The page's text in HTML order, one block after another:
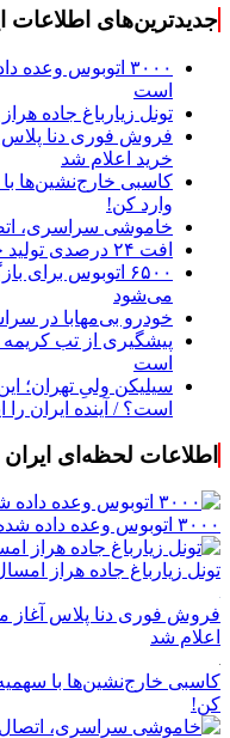
جدیدترین‌های اطلاعات
۳۰۰۰ اتوبوس
است
تونل زیارباغ جاده
فروش فوری دنا پلاس
خرید اعلام شد
وارد کن!
خاموشی سراسری،
افت ۲۴ درصدی تولید خودرو در کشور
۶۵۰۰ اتوبوس
می‌شود
خودرو بی‌مهابا در
پیشگیری از تب
است
است؟ / آینده ایران
اطلاعات لحظه‌ای
۳۰۰۰ اتوبوس وعده داده شده هنوز وارد طرح اربعین نشده است
تونل زیارباغ جاده هراز
فروش فوری دنا پلاس آغاز
اعلام شد
کن!